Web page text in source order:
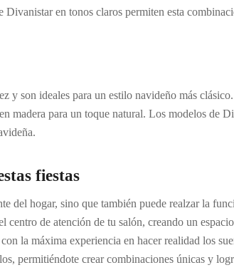
en tonos claros permiten esta
y son ideales para un estilo navideño más
madera para un toque natural. Los modelos de
fiestas
del hogar, sino que también puede realzar la
centro de atención de tu salón, creando un
con la máxima experiencia en hacer realidad los
permitiéndote crear combinaciones únicas y